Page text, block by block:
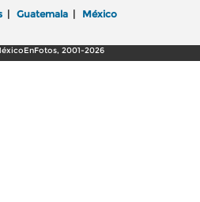
| Guatemala | México
2001-2026